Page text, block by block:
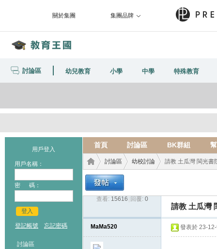
關於集團 集團品牌
討論區 幼兒教育 小學 中學 特殊教育
用戶登入
用戶名稱：
密 碼：
登入
登記帳號 忘記密碼
討論區
首頁 討論區 BK群組
›
討論區
›
幼校討論 請教 土瓜灣 閩光書
查看: 15616 回覆: 0
請教 土瓜灣
MaMa520 發表於 23-